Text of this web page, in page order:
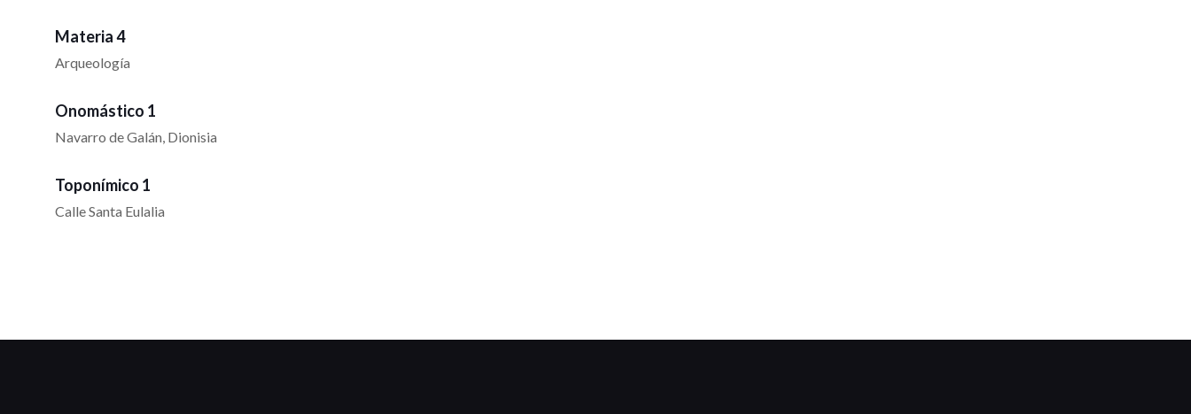
Materia 4
Arqueología
Onomástico 1
Navarro de Galán, Dionisia
Toponímico 1
Calle Santa Eulalia